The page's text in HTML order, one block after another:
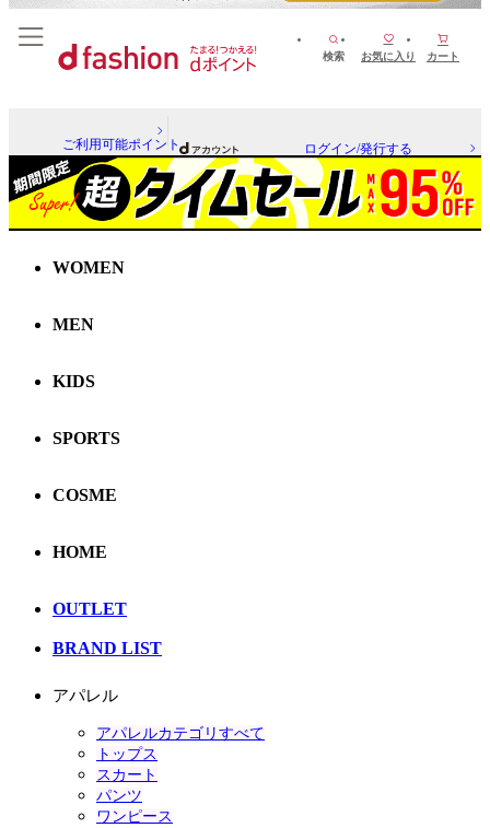
検索 お気に入り カート
ご利用可能ポイント ログイン/発行する
WOMEN
MEN
KIDS
SPORTS
COSME
HOME
OUTLET
BRAND LIST
アパレル
アパレルカテゴリすべて
トップス
スカート
パンツ
ワンピース